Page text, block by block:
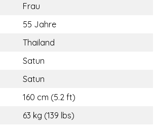
Frau
55 Jahre
Thailand
Satun
Satun
160 cm (5.2 ft)
63 kg (139 lbs)